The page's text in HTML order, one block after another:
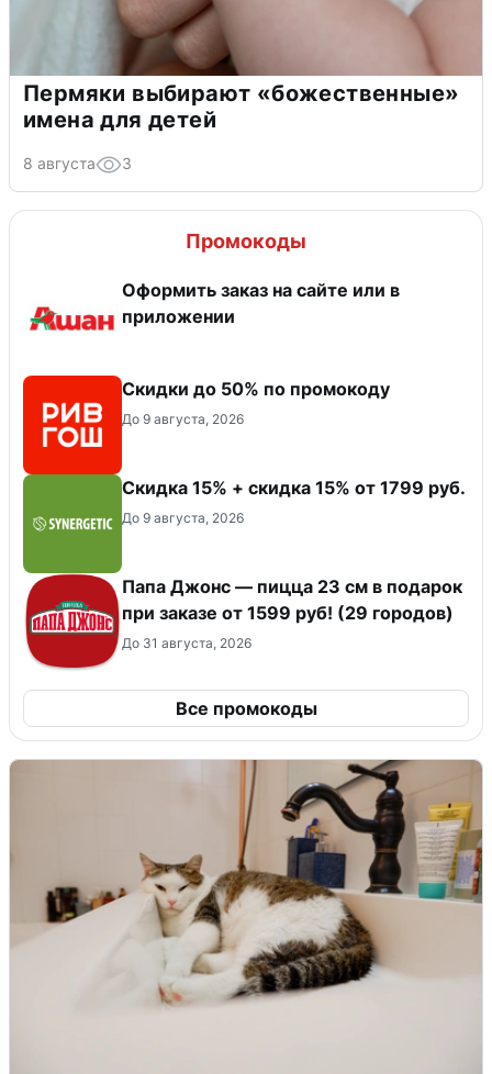
Пермяки выбирают «божественные»
имена для детей
8 августа 3
Промокоды
Оформить заказ на сайте или в
приложении
Скидки до 50% по промокоду
До 9 августа, 2026
Скидка 15% + скидка 15% от 1799 руб.
До 9 августа, 2026
Папа Джонс — пицца 23 см в подарок
при заказе от 1599 руб! (29 городов)
До 31 августа, 2026
Все промокоды